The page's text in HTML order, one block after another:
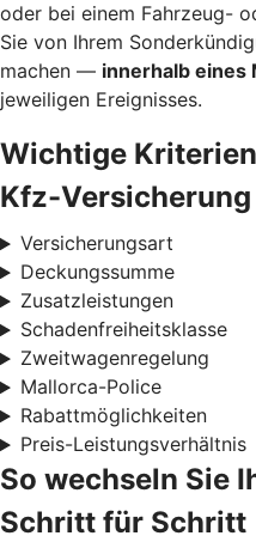
oder bei einem Fahrzeug-
Sie von Ihrem
machen — innerhalb eines
jeweiligen Ereignisses.
Wichtige
Kfz-Versicherung
Versicherungsart
Deckungssumme
Zusatzleistungen
Schadenfreiheitsklasse
Zweitwagenregelung
Mallorca-Police
Rabattmöglichkeiten
Preis-Leistungsverhältnis
So wechseln Sie
Schritt für Schritt